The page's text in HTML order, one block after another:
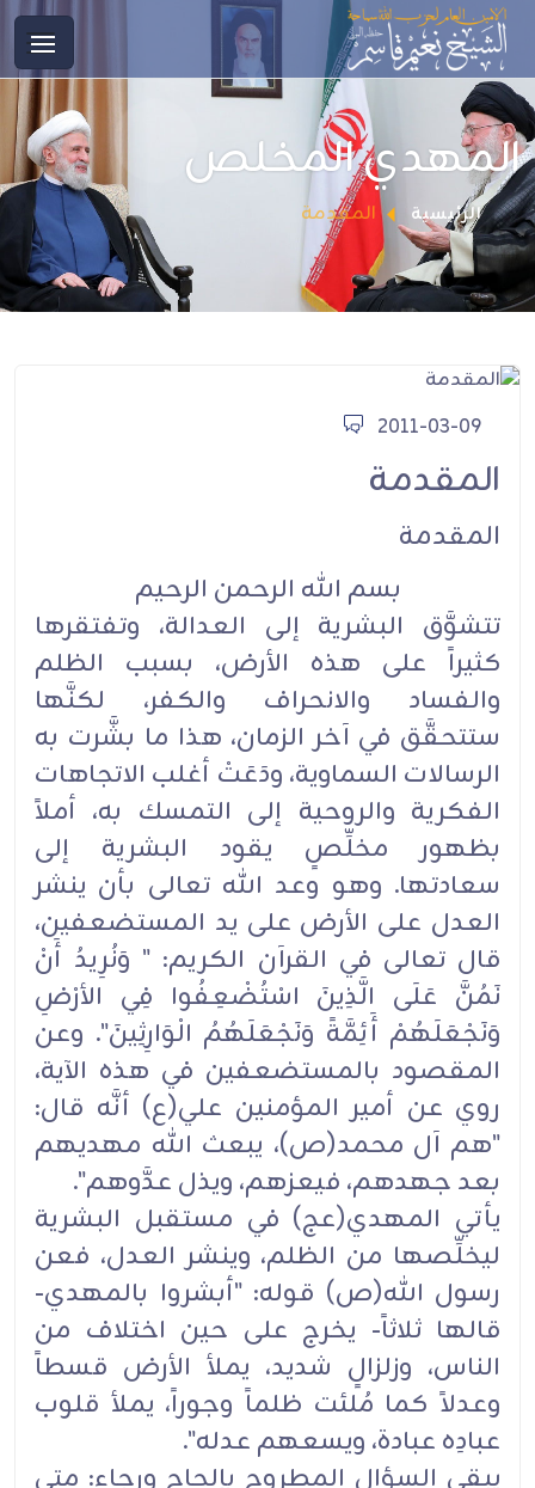
المهدي المخلص
الرئيسية المقدمة
2011-03-09
المقدمة
المقدمة
بسم الله الرحمن الرحيم
تتشوَّق البشرية إلى العدالة، وتفتقرها
كثيراً على هذه الأرض، بسبب الظلم
والفساد والانحراف والكفر، لكنَّها
ستتحقَّق في آخر الزمان، هذا ما بشَّرت به
الرسالات السماوية، ودَعَتْ أغلب الاتجاهات
الفكرية والروحية إلى التمسك به، أملاً
بظهور مخلِّصٍ يقود البشرية إلى
سعادتها. وهو وعد الله تعالى بأن ينشر
العدل على الأرض على يد المستضعفين،
قال تعالى في القرآن الكريم: " وَنُرِيدُ أَنْ
نَمُنَّ عَلَى الَّذِينَ اسْتُضْعِفُوا فِي الأرْضِ
وَنَجْعَلَهُمْ أَئِمَّةً وَنَجْعَلَهُمُ الْوَارِثِينَ". وعن
المقصود بالمستضعفين في هذه الآية،
روي عن أمير المؤمنين علي(ع) أنَّه قال:
"هم آل محمد(ص)، يبعث الله مهديهم
بعد جهدهم، فيعزهم، ويذل عدَّوهم".
يأتي المهدي(عج) في مستقبل البشرية
ليخلِّصها من الظلم، وينشر العدل، فعن
رسول الله(ص) قوله: "أبشروا بالمهدي-
قالها ثلاثاً- يخرج على حين اختلاف من
الناس، وزلزالٍ شديد، يملأ الأرض قسطاً
وعدلاً كما مُلئت ظلماً وجوراً، يملأ قلوب
عبادِه عبادة، ويسعهم عدله".
يبقى السؤال المطروح بإلحاحٍ ورجاء: متى